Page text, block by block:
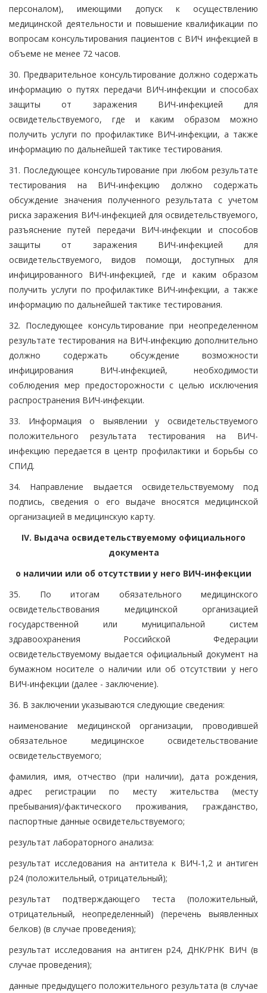
персоналом), имеющими допуск к осуществлению
медицинской деятельности и повышение квалификации по
вопросам консультирования пациентов с ВИЧ инфекцией в
объеме не менее 72 часов.
30. Предварительное консультирование должно содержать
информацию о путях передачи ВИЧ-инфекции и способах
защиты от заражения ВИЧ-инфекцией для
освидетельствуемого, где и каким образом можно
получить услуги по профилактике ВИЧ-инфекции, а также
информацию по дальнейшей тактике тестирования.
31. Последующее консультирование при любом результате
тестирования на ВИЧ-инфекцию должно содержать
обсуждение значения полученного результата с учетом
риска заражения ВИЧ-инфекцией для освидетельствуемого,
разъяснение путей передачи ВИЧ-инфекции и способов
защиты от заражения ВИЧ-инфекцией для
освидетельствуемого, видов помощи, доступных для
инфицированного ВИЧ-инфекцией, где и каким образом
получить услуги по профилактике ВИЧ-инфекции, а также
информацию по дальнейшей тактике тестирования.
32. Последующее консультирование при неопределенном
результате тестирования на ВИЧ-инфекцию дополнительно
должно содержать обсуждение возможности
инфицирования ВИЧ-инфекцией, необходимости
соблюдения мер предосторожности с целью исключения
распространения ВИЧ-инфекции.
33. Информация о выявлении у освидетельствуемого
положительного результата тестирования на ВИЧ-
инфекцию передается в центр профилактики и борьбы со
СПИД.
34. Направление выдается освидетельствуемому под
подпись, сведения о его выдаче вносятся медицинской
организацией в медицинскую карту.
IV. Выдача освидетельствуемому официального
документа
о наличии или об отсутствии у него ВИЧ-инфекции
35. По итогам обязательного медицинского
освидетельствования медицинской организацией
государственной или муниципальной систем
здравоохранения Российской Федерации
освидетельствуемому выдается официальный документ на
бумажном носителе о наличии или об отсутствии у него
ВИЧ-инфекции (далее - заключение).
36. В заключении указываются следующие сведения:
наименование медицинской организации, проводившей
обязательное медицинское освидетельствование
освидетельствуемого;
фамилия, имя, отчество (при наличии), дата рождения,
адрес регистрации по месту жительства (месту
пребывания)/фактического проживания, гражданство,
паспортные данные освидетельствуемого;
результат лабораторного анализа:
результат исследования на антитела к ВИЧ-1,2 и антиген
р24 (положительный, отрицательный);
результат подтверждающего теста (положительный,
отрицательный, неопределенный) (перечень выявленных
белков) (в случае проведения);
результат исследования на антиген р24, ДНК/РНК ВИЧ (в
случае проведения);
данные предыдущего положительного результата (в случае